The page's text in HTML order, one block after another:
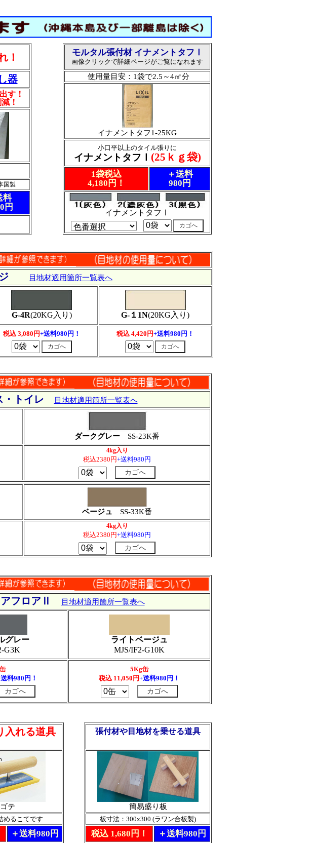
・トイレ 目地材適用箇所一覧表へ
ダークグレー SS-23K番
4kg入り
税込2380円+送料980円
ベージュ SS-33K番
4kg入り
税込2380円+送料980円
ジ 目地材適用箇所一覧表へ
G-4R(20KG入り) G-１1N(20KG入り)
税込 3,080円+送料980円！ 税込 4,420円+送料980円！
入れる道具
テ
めるこてです
＋送料980円
張付材や目地材を乗せる道具
簡易盛り板
板寸法：300x300 (ラワン合板製)
税込 1,680円！ ＋送料980円
モルタル張付材 イナメントタフⅠ
画像クリックで詳細ページがご覧になれます
使用量目安：1袋で2.5～4㎡分
イナメントタフ1-25KG
小口平以上のタイル張りに
イナメントタフⅠ (25ｋｇ袋)
1袋税込
4,180円！
＋送料
980円
イナメントタフⅠ
！
器
す！
！
国製
料
円
アフロアⅡ 目地材適用箇所一覧表へ
グレー
G3K
ライトベージュ
MJS/IF2-G10K
料980円！
5Kg缶
税込 11,050 円+送料980円！